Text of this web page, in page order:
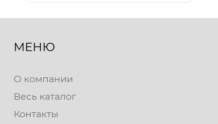
МЕНЮ
О компании
Весь каталог
Контакты